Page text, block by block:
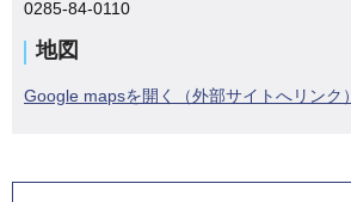
0285-84-0110
地図
Google mapsを開く（外部サイトへリンク）